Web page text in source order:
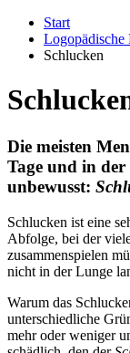
Start
Logopädische
Schlucken
Die meisten
Tage und in
unbewusst:
Schlucken ist eine
Abfolge, bei der
zusammenspielen
nicht in der Lunge
Warum das
unterschiedliche
mehr oder weniger